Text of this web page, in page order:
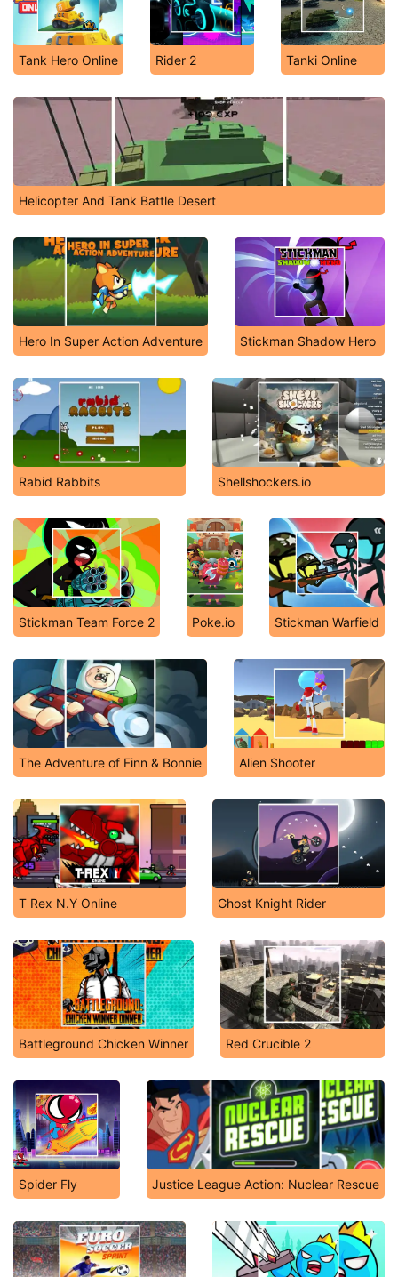
Tank Hero Online Rider 2 Tanki Online
Helicopter And Tank Battle Desert
Hero In Super Action Adventure Stickman Shadow Hero
Rabid Rabbits Shellshockers.io
Stickman Team Force 2 Poke.io Stickman Warfield
The Adventure of Finn & Bonnie Alien Shooter
T Rex N.Y Online Ghost Knight Rider
Battleground Chicken Winner Red Crucible 2
Spider Fly Justice League Action: Nuclear Rescue